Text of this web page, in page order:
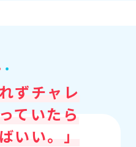
ずチャレ
ていたら
いい。」